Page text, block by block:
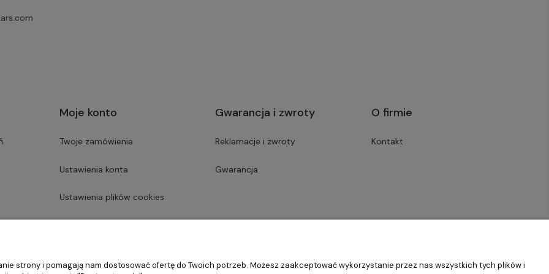
Moje konto
Twoje zamówienia
Ustawienia konta
Ustawienia plików cookies
Gwarancja i zwroty
Reklamacje i zwroty
Gwarancja
O firmie
Kontakt
strony i pomagają nam dostosować ofertę do Twoich potrzeb. Możesz zaakceptować wykorzystanie przez nas wszystkich tych plików i